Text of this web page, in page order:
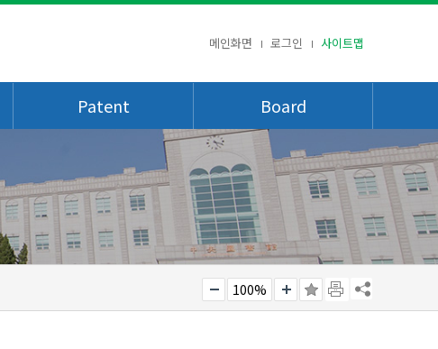
메인화면 로그인 사이트맵
Patent Board
100%